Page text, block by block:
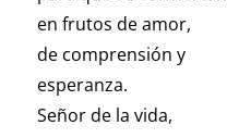
en frutos de amor,
de comprensión y
esperanza.
Señor de la vida,